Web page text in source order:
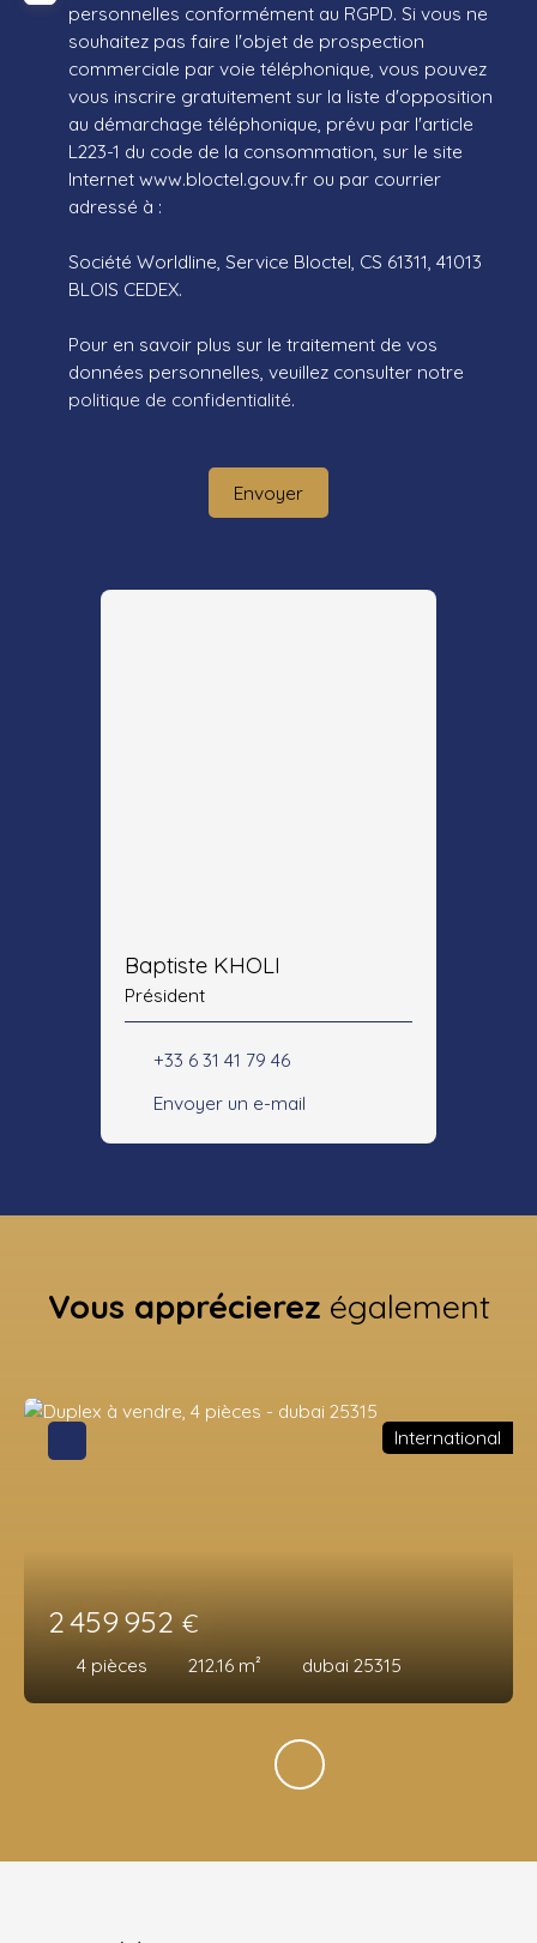
personnelles conformément au RGPD. Si vous ne
souhaitez pas faire l'objet de prospection
commerciale par voie téléphonique, vous pouvez
vous inscrire gratuitement sur la liste d'opposition
au démarchage téléphonique, prévu par l'article
L223-1 du code de la consommation, sur le site
Internet www.bloctel.gouv.fr ou par courrier
adressé à :
Société Worldline, Service Bloctel, CS 61311, 41013
BLOIS CEDEX.
Pour en savoir plus sur le traitement de vos
données personnelles, veuillez consulter notre
politique de confidentialité.
Envoyer
Baptiste KHOLI
Président
+33 6 31 41 79 46
Envoyer un e-mail
Vous apprécierez également
2 459 952 €
4 pièces 212.16 m² dubai 25315
International